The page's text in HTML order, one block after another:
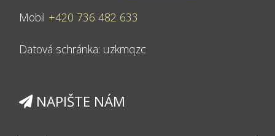
Mobil +420 736 482 633
Datová schránka: uzkmqzc
NAPIŠTE NÁM